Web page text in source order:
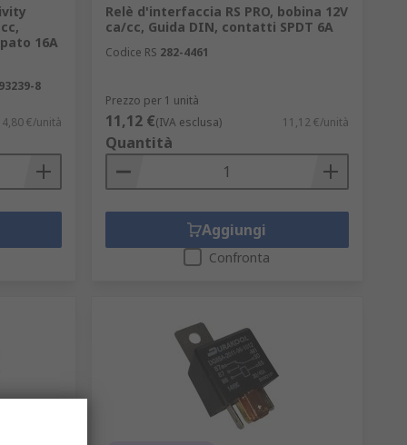
16A
8
4,80 €/unità
Relè d'interfaccia RS PRO, bobina 12V
ca/cc, Guida DIN, contatti SPDT 6A
Codice RS 282-4461
Prezzo per 1 unità
11,12 €(IVA esclusa) 11,12 €/unità
Quantità
Aggiungi
Confronta